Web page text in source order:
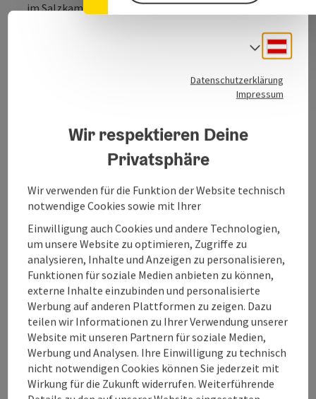
im Salzkammergut
Öffnungszeiten
Küche
Ausstattung
Preise
Anreise/Lage
Eignung
Datenschutzerklärung
Impressum
Wir respektieren Deine
Privatsphäre
Wir verwenden für die Funktion der Website technisch
notwendige Cookies sowie mit Ihrer
Einwilligung auch Cookies und andere Technologien,
um unsere Website zu optimieren, Zugriffe zu
analysieren, Inhalte und Anzeigen zu personalisieren,
Funktionen für soziale Medien anbieten zu können,
externe Inhalte einzubinden und personalisierte
Werbung auf anderen Plattformen zu zeigen. Dazu
teilen wir Informationen zu Ihrer Verwendung unserer
Website mit unseren Partnern für soziale Medien,
Werbung und Analysen. Ihre Einwilligung zu technisch
nicht notwendigen Cookies können Sie jederzeit mit
Wirkung für die Zukunft widerrufen. Weiterführende